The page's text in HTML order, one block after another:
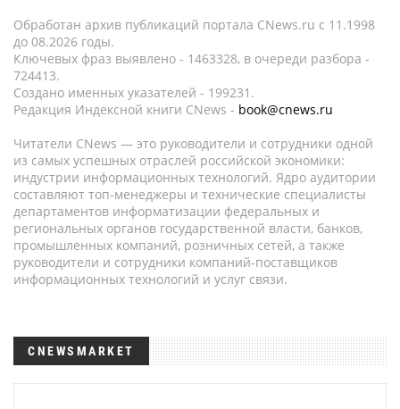
Обработан архив публикаций портала CNews.ru c 11.1998
до 08.2026 годы.
Ключевых фраз выявлено - 1463328, в очереди разбора -
724413.
Создано именных указателей - 199231.
Редакция Индексной книги CNews - book@cnews.ru
Читатели CNews — это руководители и сотрудники одной
из самых успешных отраслей российской экономики:
индустрии информационных технологий. Ядро аудитории
составляют топ-менеджеры и технические специалисты
департаментов информатизации федеральных и
региональных органов государственной власти, банков,
промышленных компаний, розничных сетей, а также
руководители и сотрудники компаний-поставщиков
информационных технологий и услуг связи.
CNEWSMARKET